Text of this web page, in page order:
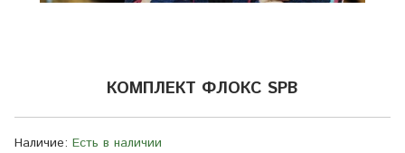
КОМПЛЕКТ ФЛОКС SPB
Наличие: Есть в наличии